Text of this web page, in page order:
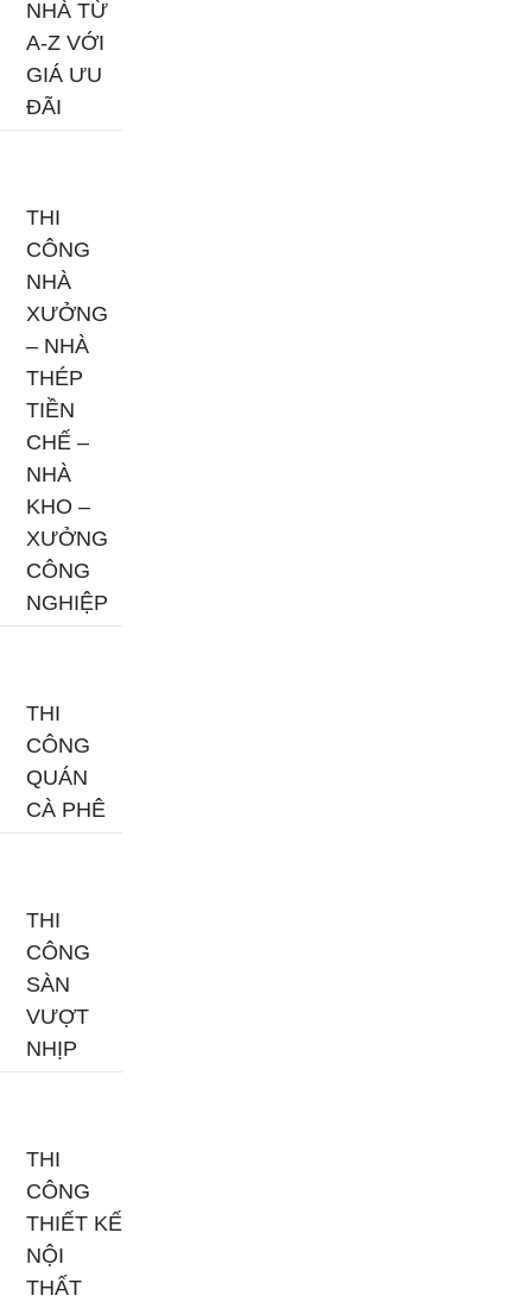
NHÀ TỪ
A-Z VỚI
GIÁ ƯU
ĐÃI
THI
CÔNG
NHÀ
XƯỞNG
– NHÀ
THÉP
TIỀN
CHẾ –
NHÀ
KHO –
XƯỞNG
CÔNG
NGHIỆP
THI
CÔNG
QUÁN
CÀ PHÊ
THI
CÔNG
SÀN
VƯỢT
NHỊP
THI
CÔNG
THIẾT KẾ
NỘI
THẤT